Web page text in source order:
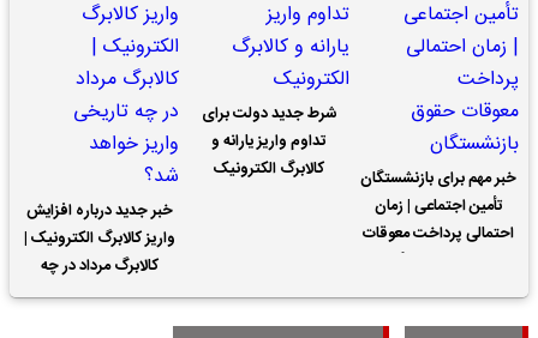
خبر مهم برای بازنشستگان
تأمین اجتماعی | زمان
احتمالی پرداخت معوقات
شرط جدید دولت برای
تداوم واریز یارانه و
کالابرگ الکترونیک
خبر جدید درباره افزایش
واریز کالابرگ الکترونیک |
کالابرگ مرداد در چه
تاریخی واریز خواهد شد؟